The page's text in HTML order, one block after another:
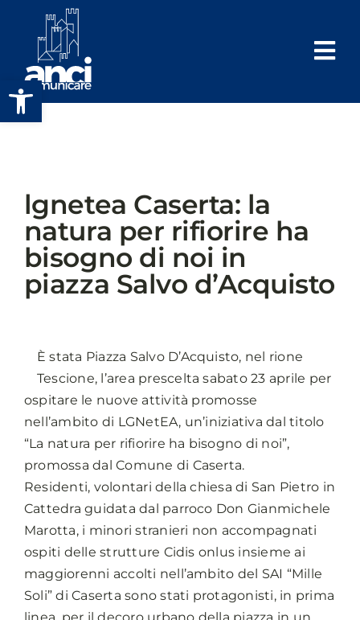
Apri la barra degli strumenti
contenuto
lgnetea Caserta: la
natura per rifiorire ha
bisogno di noi in
piazza Salvo d’Acquisto
È stata Piazza Salvo D’Acquisto, nel rione
Tescione, l’area prescelta sabato 23 aprile per
ospitare le nuove attività promosse
nell’ambito di LGNetEA, un’iniziativa dal titolo
“La natura per rifiorire ha bisogno di noi”,
promossa dal Comune di Caserta.
Residenti, volontari della chiesa di San Pietro in
Cattedra guidata dal parroco Don Gianmichele
Marotta, i minori stranieri non accompagnati
ospiti delle strutture Cidis onlus insieme ai
maggiorenni accolti nell’ambito del SAI “Mille
Soli” di Caserta sono stati protagonisti, in prima